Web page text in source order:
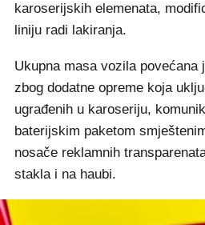
karoserijskih elemenata,
liniju radi lakiranja.
Ukupna masa vozila povećana
zbog dodatne opreme koja
ugrađenih u karoseriju,
baterijskim paketom
nosače reklamnih
stakla i na haubi.